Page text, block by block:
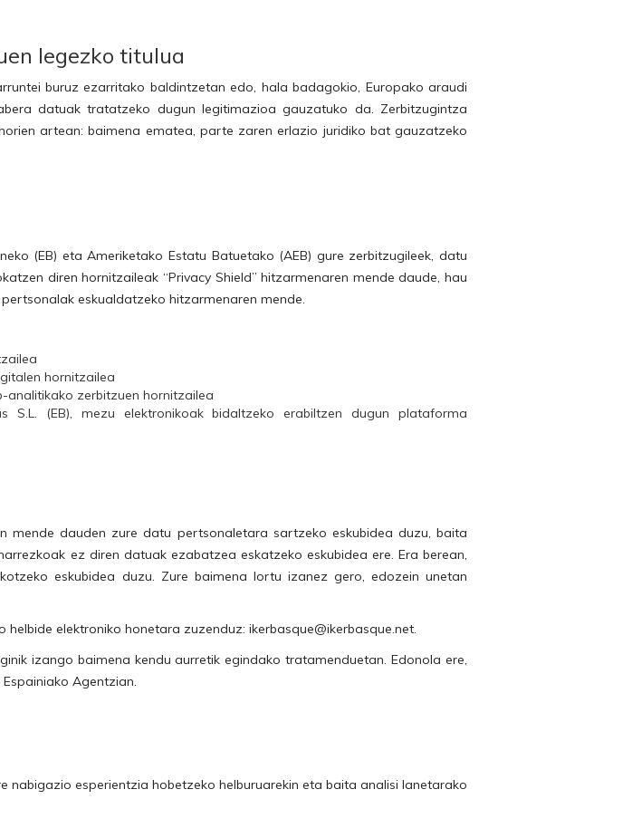
legezko titulua
buruz ezarritako baldintzetan edo, hala badagokio, Europako araudi
datuak tratatzeko dugun legitimazioa gauzatuko da. Zerbitzugintza
artean: baimena ematea, parte zaren erlazio juridiko bat gauzatzeko
(EB) eta Ameriketako Estatu Batuetako (AEB) gure zerbitzugileek, datu
diren hornitzaileak “Privacy Shield” hitzarmenaren mende daude, hau
eskualdatzeko hitzarmenaren mende.
hornitzailea
analitikako zerbitzuen hornitzailea
S.L. (EB), mezu elektronikoak bidaltzeko erabiltzen dugun plataforma
mende dauden zure datu pertsonaletara sartzeko eskubidea duzu, baita
ez diren datuak ezabatzea eskatzeko eskubidea ere. Era berean,
eskubidea duzu. Zure baimena lortu izanez gero, edozein unetan
elektroniko honetara zuzenduz: ikerbasque@ikerbasque.net.
izango baimena kendu aurretik egindako tratamenduetan. Edonola ere,
Agentzian.
esperientzia hobetzeko helburuarekin eta baita analisi lanetarako